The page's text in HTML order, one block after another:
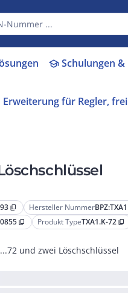
schoolSchulungen &
Erweiterung für Regler,
content_copy Hersteller Nummer
content_copy Produkt TypeTXA1.K-72 content_copy
und zwei Löschschlüssel